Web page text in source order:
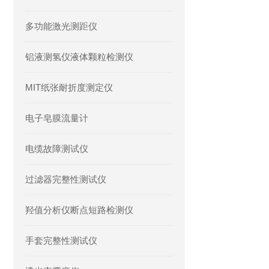
多功能激光测距仪
铝液测氢仪液体颗粒检测仪
MIT纸张耐折度测定仪
电子皂膜流量计
电缆故障测试仪
过滤器完整性测试仪
羟值分析仪断点短路检测仪
手套完整性测试仪